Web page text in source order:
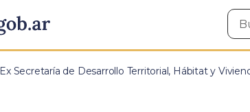
en
Ex Secretaría de Desarrollo Territorial, Hábitat y